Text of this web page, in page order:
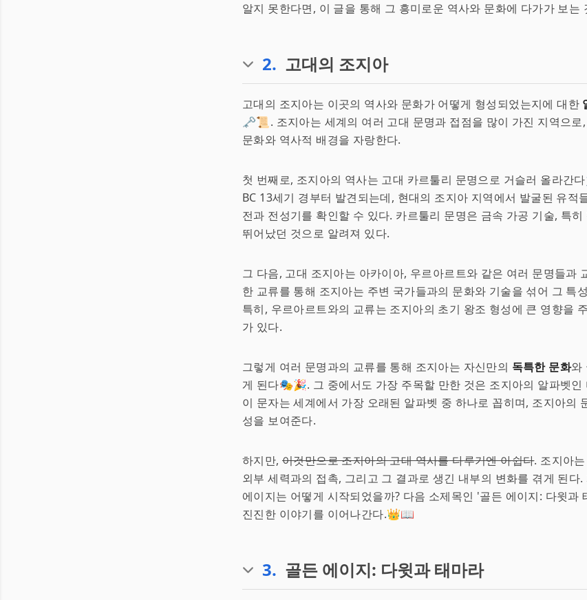
알지 못한다면, 이 글을 통해 그 흥미로운 역사와 문화에 다가가 보
2. 고대의 조지아
고대의 조지아는 이곳의 역사와 문화가 어떻게 형성되었는지에 대한
🗝️📜. 조지아는 세계의 여러 고대 문명과 접점을 많이 가진 지역으로
문화와 역사적 배경을 자랑한다.
첫 번째로, 조지아의 역사는 고대 카르툴리 문명으로 거슬러 올라간
BC 13세기 경부터 발견되는데, 현대의 조지아 지역에서 발굴된 유적
전과 전성기를 확인할 수 있다. 카르툴리 문명은 금속 가공 기술, 특히
뛰어났던 것으로 알려져 있다.
그 다음, 고대 조지아는 아카이아, 우르아르트와 같은 여러 문명들과
한 교류를 통해 조지아는 주변 국가들과의 문화와 기술을 섞어 그 특
특히, 우르아르트와의 교류는 조지아의 초기 왕조 형성에 큰 영향을
가 있다.
그렇게 여러 문명과의 교류를 통해 조지아는 자신만의 독특한 문화와
게 된다🎭🎉. 그 중에서도 가장 주목할 만한 것은 조지아의 알파벳인
이 문자는 세계에서 가장 오래된 알파벳 중 하나로 꼽히며, 조지아의
성을 보여준다.
하지만, 이것만으로 조지아의 고대 역사를 다루기엔 아쉽다. 조지아
외부 세력과의 접촉, 그리고 그 결과로 생긴 내부의 변화를 겪게 된다
에이지는 어떻게 시작되었을까? 다음 소제목인 '골든 에이지: 다윗과
진진한 이야기를 이어나간다.👑📖
3. 골든 에이지: 다윗과 태마라